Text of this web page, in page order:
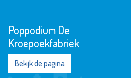
Poppodium De
Kroepoekfabriek
Bekijk de pagina